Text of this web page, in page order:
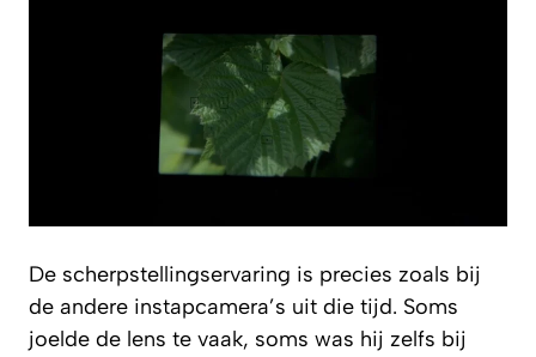
De scherpstellingservaring is precies zoals bij
de andere instapcamera’s uit die tijd. Soms
joelde de lens te vaak, soms was hij zelfs bij